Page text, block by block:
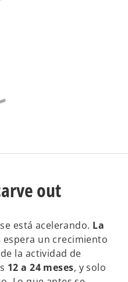
out
está acelerando. La
espera un crecimiento
de la actividad de
12 a 24 meses, y solo